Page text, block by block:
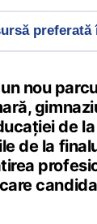
preferată
nou
de
de la